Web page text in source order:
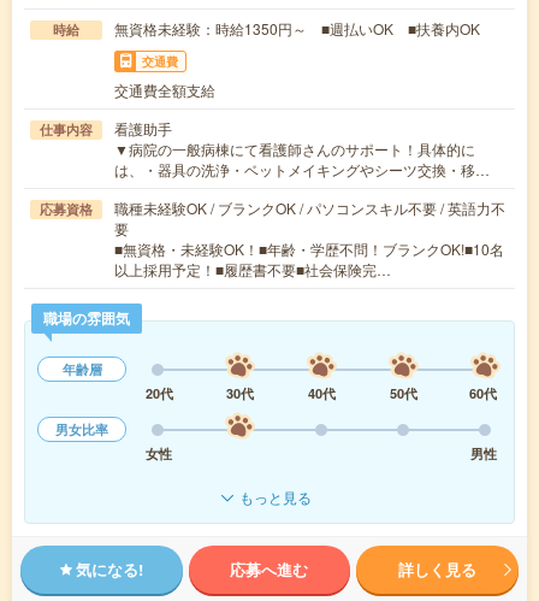
時給 無資格未経験：時給1350円～ ■週払いOK ■扶養内OK
交通費
交通費全額支給
仕事内容
看護助手
▼病院の一般病棟にて看護師さんのサポート！具体的に
は、・器具の洗浄・ベットメイキングやシーツ交換・移…
応募資格
職種未経験OK / ブランクOK / パソコンスキル不要 / 英語力不
要
■無資格・未経験OK！■年齢・学歴不問！ブランクOK!■10名
以上採用予定！■履歴書不要■社会保険完…
職場の雰囲気
年齢層
20代
30代 40代 50代
60代
男女比率
女性
男性
もっと見る
気になる! 応募へ進む 詳しく見る